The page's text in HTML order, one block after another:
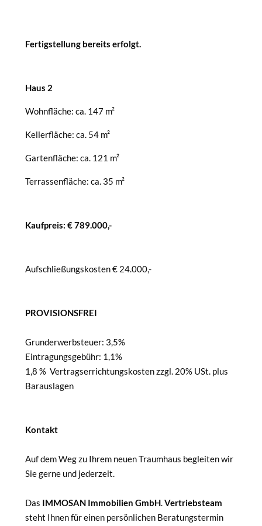
Fertigstellung bereits erfolgt.
Haus 2
Wohnfläche: ca. 147 m²
Kellerfläche: ca. 54 m²
Gartenfläche: ca. 121 m²
Terrassenfläche: ca. 35 m²
Kaufpreis: € 789.000,-
Aufschließungskosten € 24.000,-
PROVISIONSFREI
Grunderwerbsteuer: 3,5%
Eintragungsgebühr: 1,1%
1,8 % Vertragserrichtungskosten zzgl. 20% USt. plus
Barauslagen
Kontakt
Auf dem Weg zu Ihrem neuen Traumhaus begleiten wir
Sie gerne und jederzeit.
Das IMMOSAN Immobilien GmbH.Vertriebsteam
steht Ihnen für einen persönlichen Beratungstermin